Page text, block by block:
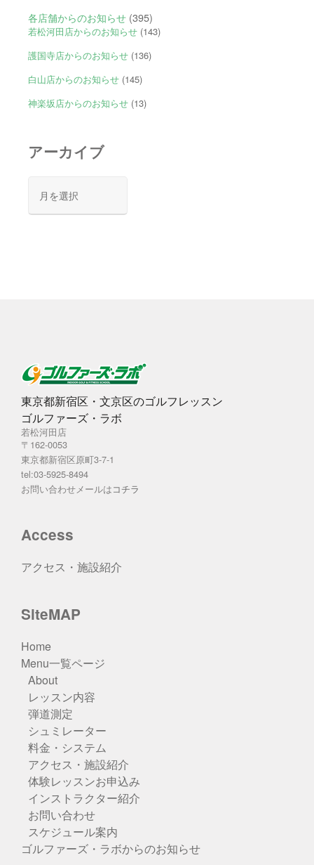
各店舗からのお知らせ(395)
若松河田店からのお知らせ(143)
護国寺店からのお知らせ(136)
白山店からのお知らせ(145)
神楽坂店からのお知らせ(13)
アーカイブ
カ
東京都新宿区・文京区のゴルフレッスン
ゴルファーズ・ラボ
若松河田店
〒162-0053
東京都新宿区原町3-7-1
tel:03-5925-8494
お問い合わせメールはコチラ
Access
アクセス・施設紹介
SiteMAP
Home
Menu一覧ページ
About
レッスン内容
弾道測定
シュミレーター
料金・システム
アクセス・施設紹介
体験レッスンお申込み
インストラクター紹介
お問い合わせ
スケジュール案内
ゴルファーズ・ラボからのお知らせ